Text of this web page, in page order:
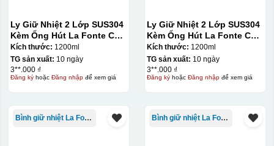
Ly Giữ Nhiệt 2 Lớp SUS304
Kèm Ống Hút La Fonte Có
Tay Cầm 1200ml
Kích thước: 1200ml
TG sản xuất: 10 ngày
3**.000 ₫
Đăng kýhoặc Đăng nhậpđể xem giá
Ly Giữ Nhiệt 2 Lớp SUS304
Kèm Ống Hút La Fonte Có
Tay Cầm 1200ml
Kích thước: 1200ml
TG sản xuất: 10 ngày
3**.000 ₫
Đăng kýhoặc Đăng nhậpđể xem giá
Bình giữ nhiệt La Fonte Bình giữ nhiệt La Fonte